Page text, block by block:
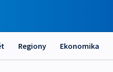
Regiony Ekonomika